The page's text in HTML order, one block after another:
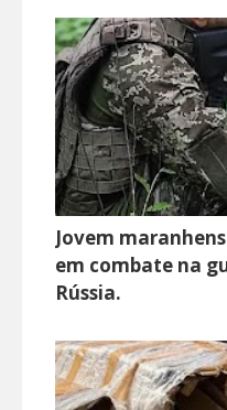
Jovem
em combate na
Rússia.